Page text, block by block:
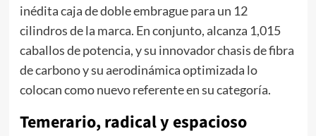
inédita caja de doble embrague para un 12
cilindros de la marca. En conjunto, alcanza 1,015
caballos de potencia, y su innovador chasis de fibra
de carbono y su aerodinámica optimizada lo
colocan como nuevo referente en su categoría.
Temerario, radical y espacioso